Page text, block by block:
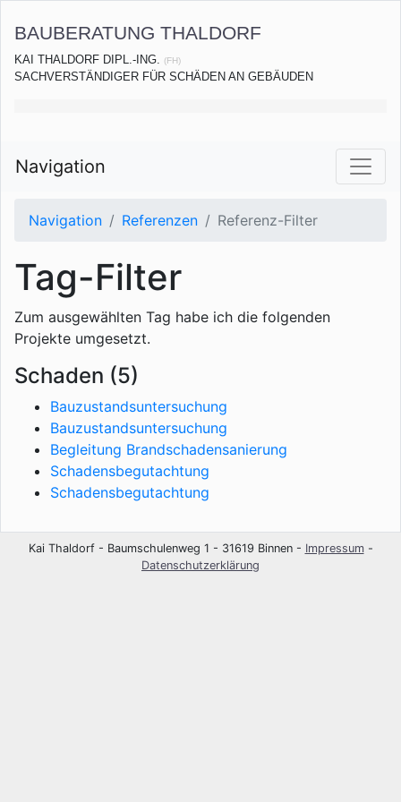
BAUBERATUNG THALDORF
KAI THALDORF DIPL.-ING. (FH)
SACHVERSTÄNDIGER FÜR SCHÄDEN AN GEBÄUDEN
Navigation
Navigation Referenzen Referenz-Filter
Tag-Filter
Zum ausgewählten Tag habe ich die folgenden
Projekte umgesetzt.
Schaden (5)
Bauzustandsuntersuchung
Bauzustandsuntersuchung
Begleitung Brandschadensanierung
Schadensbegutachtung
Schadensbegutachtung
Kai Thaldorf - Baumschulenweg 1 - 31619 Binnen - Impressum-
Datenschutzerklärung